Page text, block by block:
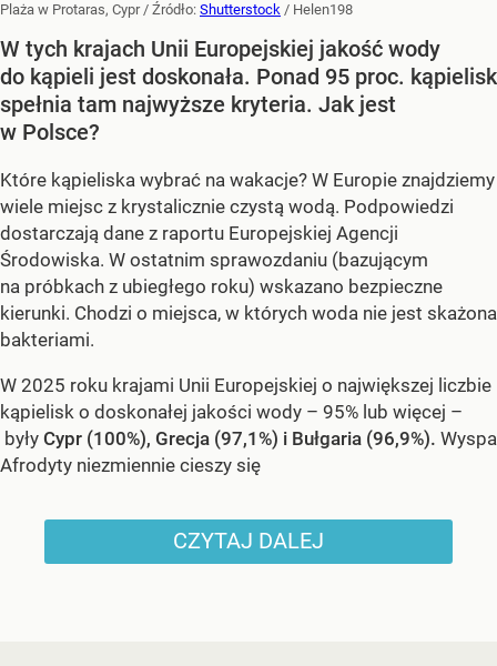
Plaża w Protaras, Cypr/ Źródło: Shutterstock / Helen198
W tych krajach Unii Europejskiej jakość wody
do kąpieli jest doskonała. Ponad 95 proc. kąpielisk
spełnia tam najwyższe kryteria. Jak jest
w Polsce?
Które kąpieliska wybrać na wakacje? W Europie znajdziemy
wiele miejsc z krystalicznie czystą wodą. Podpowiedzi
dostarczają dane z raportu Europejskiej Agencji
Środowiska. W ostatnim sprawozdaniu (bazującym
na próbkach z ubiegłego roku) wskazano bezpieczne
kierunki. Chodzi o miejsca, w których woda nie jest skażona
bakteriami.
W 2025 roku krajami Unii Europejskiej o największej liczbie
kąpielisk o doskonałej jakości wody – 95% lub więcej –
były Cypr (100%), Grecja (97,1%) i Bułgaria (96,9%). Wyspa
Afrodyty niezmiennie cieszy się
CZYTAJ DALEJ